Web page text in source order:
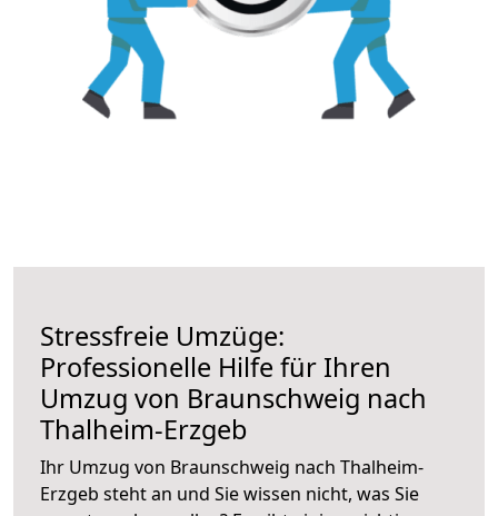
Stressfreie Umzüge:
Professionelle Hilfe für Ihren
Umzug von Braunschweig nach
Thalheim-Erzgeb
Ihr Umzug von Braunschweig nach Thalheim-
Erzgeb steht an und Sie wissen nicht, was Sie